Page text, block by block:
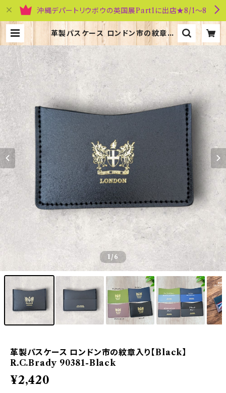
沖縄デパートリウボウの英国展Part1に出店★8/1～8
革製パスケース ロンドン市の紋章入
り【Black】R.C.Brady 90381-Bl
ack | 英国雑貨専門店ブリティッシ
ュ・ライフ
1 /6
革製パスケース ロンドン市の紋章入り【Black】
R.C.Brady 90381-Black
¥2,420